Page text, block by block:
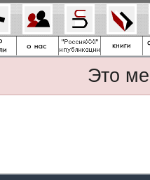
Это